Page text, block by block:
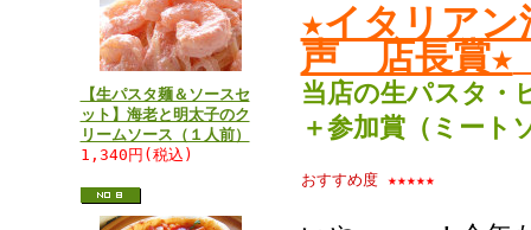
【生パスタ麺＆ソースセ
ット】海老と明太子のク
リームソース（１人前）
1,340円(税込)
★イタリア
声 店長賞★
当店の生パスタ・
＋参加賞（ミート
おすすめ度★★★★★